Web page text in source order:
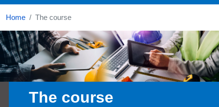
Home The course
Immagine
The course